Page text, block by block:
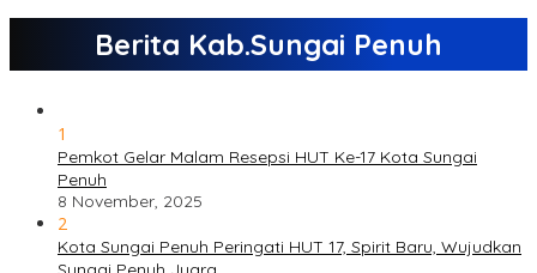
Berita Kab.Sungai Penuh
1
Pemkot Gelar Malam Resepsi HUT Ke-17 Kota Sungai
Penuh
8 November, 2025
2
Kota Sungai Penuh Peringati HUT 17, Spirit Baru, Wujudkan